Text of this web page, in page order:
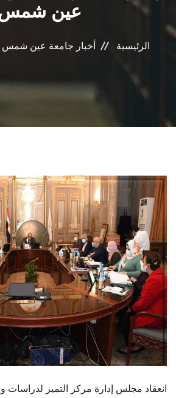
عين
الرئيسية أخبار جامعة عين شمس
انعقاد مجلس إدارة مركز التميز لدراسات